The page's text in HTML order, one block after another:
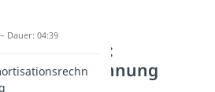
Inhalte:
Dauer: 04:39